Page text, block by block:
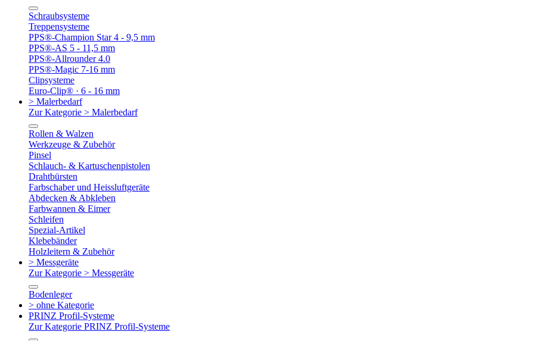
Schraubsysteme
Treppensysteme
PPS®-Champion Star 4 - 9,5 mm
PPS®-AS 5 - 11,5 mm
PPS®-Allrounder 4.0
PPS®-Magic 7-16 mm
Clipsysteme
Euro-Clip® · 6 - 16 mm
> Malerbedarf
Zur Kategorie > Malerbedarf
Rollen & Walzen
Werkzeuge & Zubehör
Pinsel
Schlauch- & Kartuschenpistolen
Drahtbürsten
Farbschaber und Heissluftgeräte
Abdecken & Abkleben
Farbwannen & Eimer
Schleifen
Spezial-Artikel
Klebebänder
Holzleitern & Zubehör
> Messgeräte
Zur Kategorie > Messgeräte
Bodenleger
> ohne Kategorie
PRINZ Profil-Systeme
Zur Kategorie PRINZ Profil-Systeme